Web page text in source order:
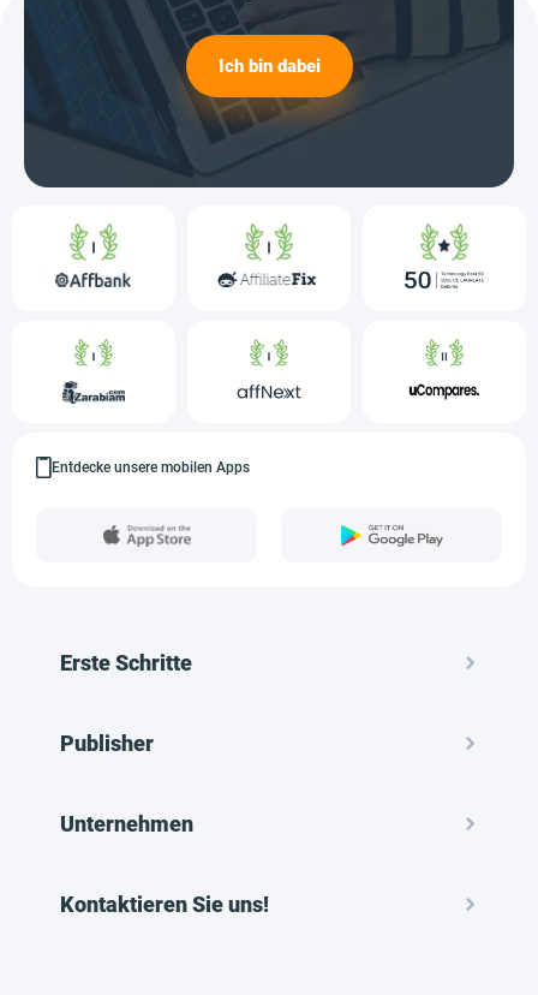
Ich bin dabei
Entdecke unsere mobilen Apps
Erste Schritte
Publisher
Unternehmen
Kontaktieren Sie uns!